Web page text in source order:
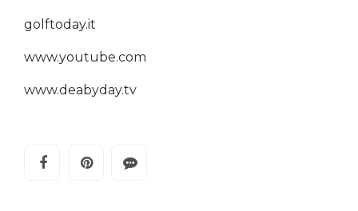
golftoday.it
www.youtube.com
www.deabyday.tv